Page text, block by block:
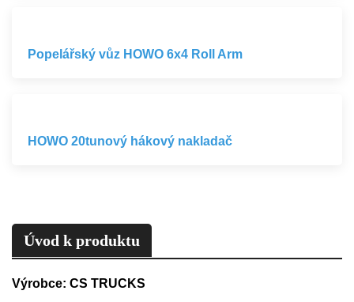
Popelářský vůz HOWO 6x4 Roll Arm
HOWO 20tunový hákový nakladač
Úvod k produktu
Výrobce: CS TRUCKS